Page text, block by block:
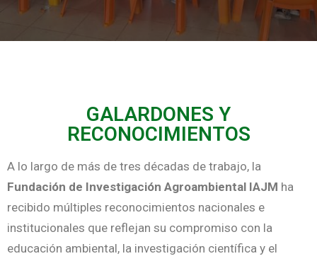
GALARDONES Y
RECONOCIMIENTOS
A lo largo de más de tres décadas de trabajo, la
Fundación de Investigación Agroambiental IAJM ha
recibido múltiples reconocimientos nacionales e
institucionales que reflejan su compromiso con la
educación ambiental, la investigación científica y el